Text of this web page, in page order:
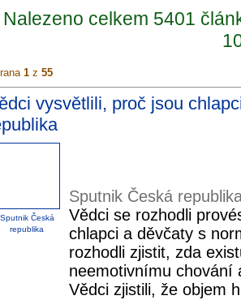
Nalezeno celkem 5401
1 z 55
vysvětlili, proč jsou
Sputnik Česká
republika
Sputnik Česká
Vědci se rozhodli
chlapci a děvčaty s
rozhodli zjistit, zda
neemotivnímu chování
Vědci zjistili, že objem